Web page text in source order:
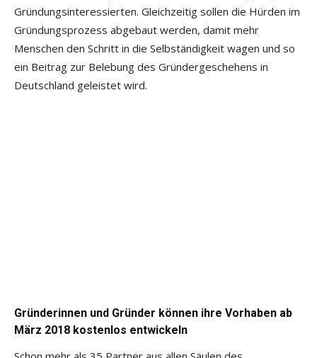
Gründungsinteressierten. Gleichzeitig sollen die Hürden im
Gründungsprozess abgebaut werden, damit mehr
Menschen den Schritt in die Selbständigkeit wagen und so
ein Beitrag zur Belebung des Gründergeschehens in
Deutschland geleistet wird.
Gründerinnen und Gründer können ihre Vorhaben ab
März 2018 kostenlos entwickeln